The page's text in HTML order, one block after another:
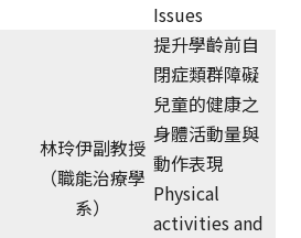
Issues
林玲伊副教授
（職能治療學
系）
提升學齡前自
閉症類群障礙
兒童的健康之
身體活動量與
動作表現
Physical
activities and